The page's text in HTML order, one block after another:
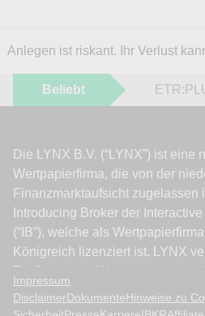
Anlegen ist riskant. Ihr Verlust
Beliebt
Impressum
DisclaimerDokumenteHinweise zu